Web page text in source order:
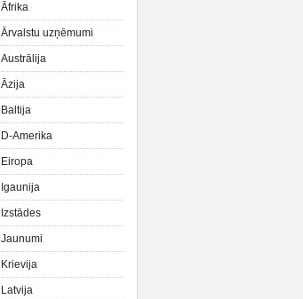
Āfrika
Ārvalstu uzņēmumi
Austrālija
Āzija
Baltija
D-Amerika
Eiropa
Igaunija
Izstādes
Jaunumi
Krievija
Latvija